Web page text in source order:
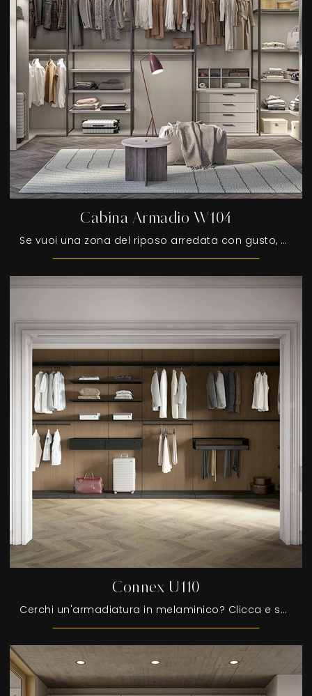
Cabina Armadio W104
Se vuoi una zona del riposo arredata con gusto, scegli l'armadio Cabina Armadio W104 con ante scorrevoli di Colombini Casa!
Connex U110
Cerchi un'armadiatura in melaminico? Clicca e scopri armadi cabine armadio con ante scorrevoli di Colombini Casa.